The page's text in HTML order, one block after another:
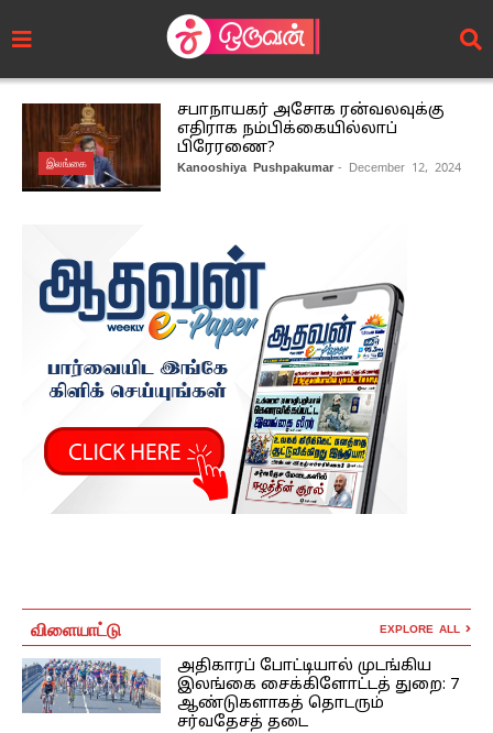
இலங்கை
சபாநாயகர் அசோக ரன்வலவுக்கு
எதிராக நம்பிக்கையில்லாப்
பிரேரணை?
Kanooshiya Pushpakumar - December 12, 2024
விளையாட்டு EXPLORE ALL
அதிகாரப் போட்டியால் முடங்கிய
இலங்கை சைக்கிளோட்டத் துறை: 7
ஆண்டுகளாகத் தொடரும்
சர்வதேசத் தடை